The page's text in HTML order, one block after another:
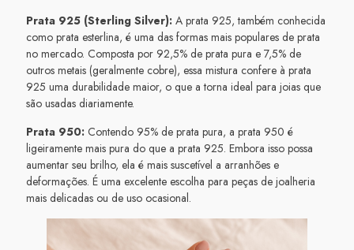
Prata 925 (Sterling Silver): A prata 925, também conhecida
como prata esterlina, é uma das formas mais populares de prata
no mercado. Composta por 92,5% de prata pura e 7,5% de
outros metais (geralmente cobre), essa mistura confere à prata
925 uma durabilidade maior, o que a torna ideal para joias que
são usadas diariamente.
Prata 950: Contendo 95% de prata pura, a prata 950 é
ligeiramente mais pura do que a prata 925. Embora isso possa
aumentar seu brilho, ela é mais suscetível a arranhões e
deformações. É uma excelente escolha para peças de joalheria
mais delicadas ou de uso ocasional.